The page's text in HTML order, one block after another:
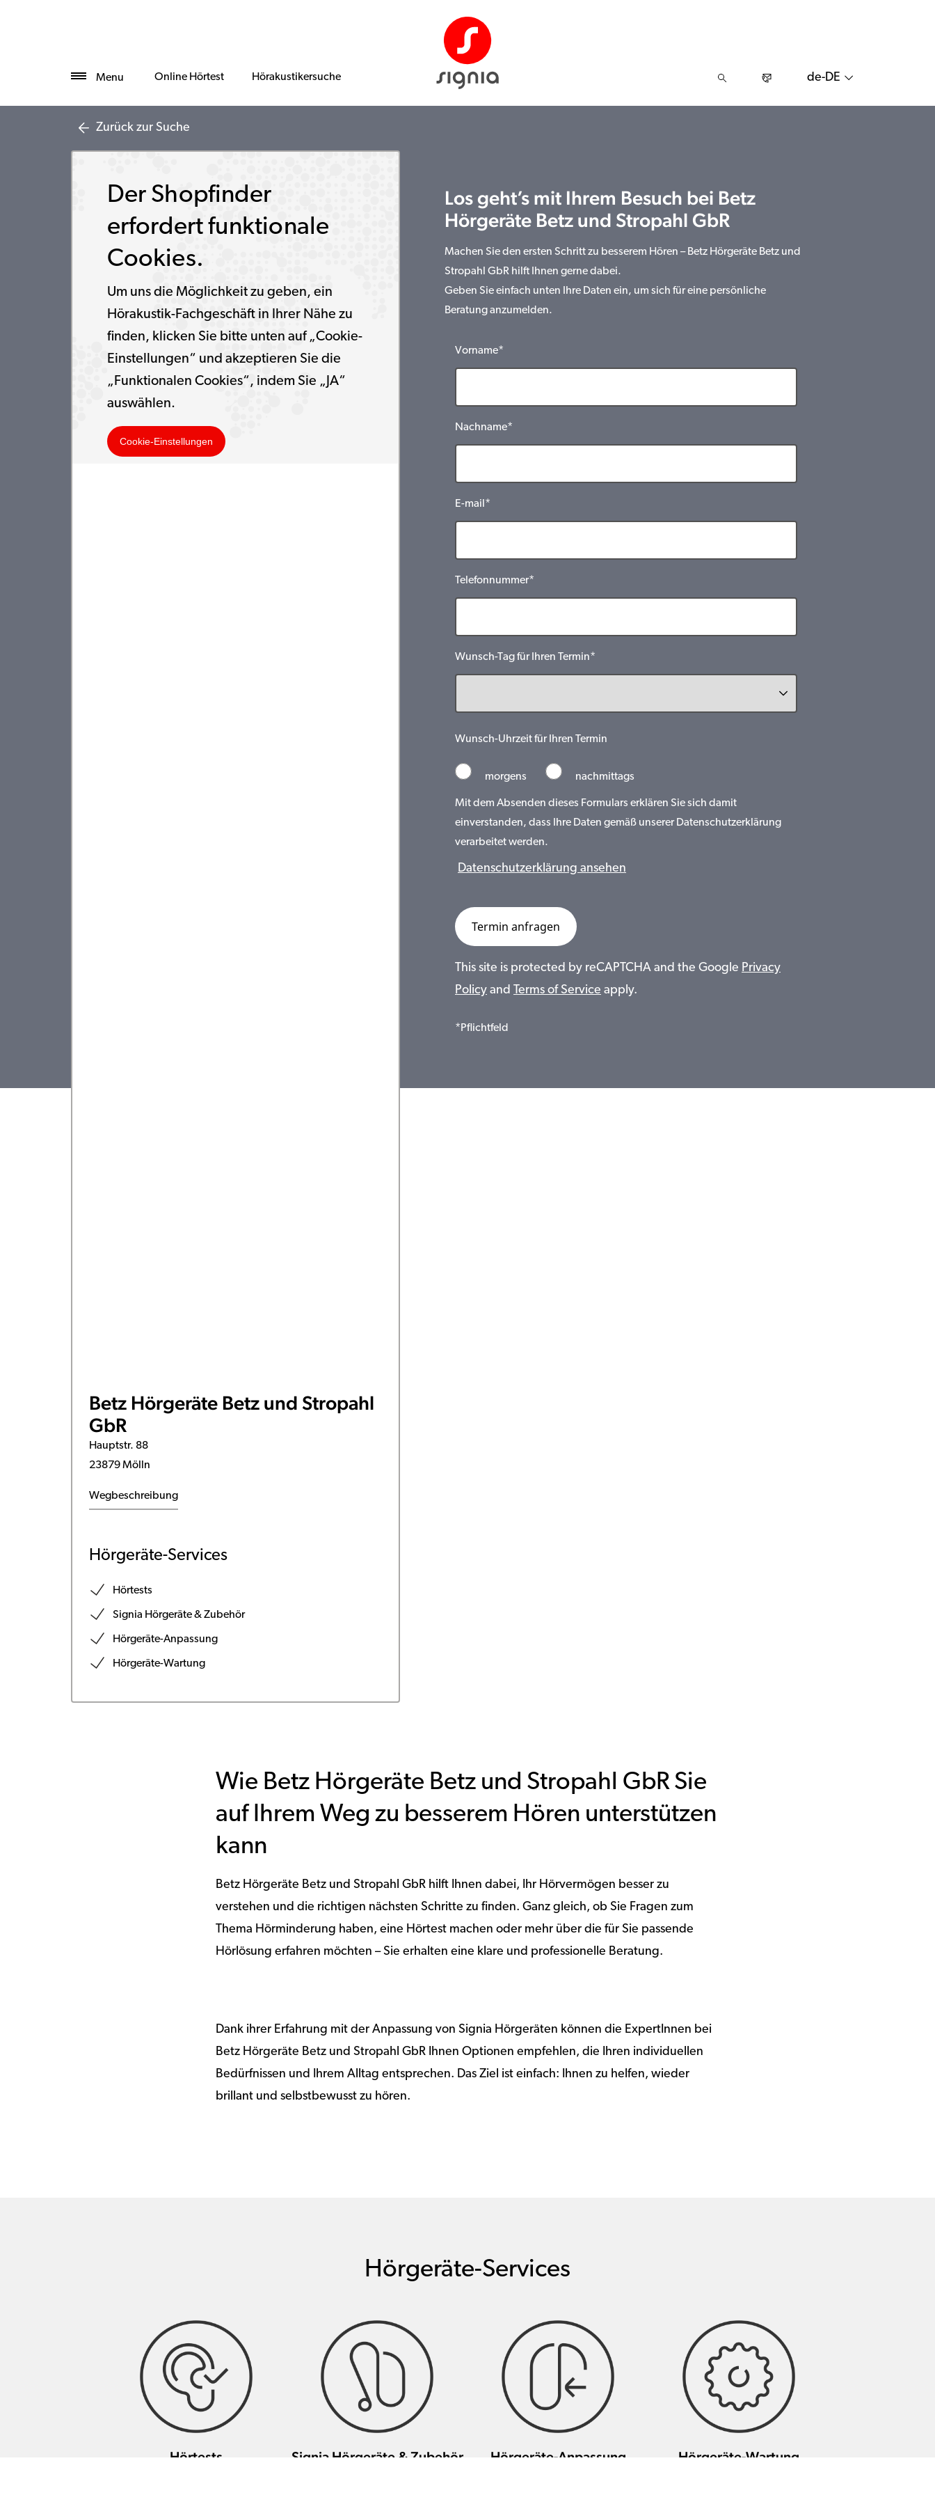
Menu Online Hörtest Hörakustikersuche de-DE
Zurück zur Suche
Der Shopfinder
erfordert funktionale
Cookies.
Um uns die Möglichkeit zu geben, ein
Hörakustik-Fachgeschäft in Ihrer Nähe zu
finden, klicken Sie bitte unten auf „Cookie-
Einstellungen“ und akzeptieren Sie die
„Funktionalen Cookies“, indem Sie „JA“
auswählen.
Cookie-Einstellungen
Betz Hörgeräte Betz und Stropahl
GbR
Hauptstr. 88
23879 Mölln
Wegbeschreibung
Hörgeräte-Services
Hörtests
Signia Hörgeräte & Zubehör
Hörgeräte-Anpassung
Hörgeräte-Wartung
Los geht’s mit Ihrem Besuch bei Betz
Hörgeräte Betz und Stropahl GbR
Machen Sie den ersten Schritt zu besserem Hören – Betz Hörgeräte Betz und
Stropahl GbR hilft Ihnen gerne dabei.
Geben Sie einfach unten Ihre Daten ein, um sich für eine persönliche
Beratung anzumelden.
Vorname*
Nachname*
E-mail*
Telefonnummer*
Wunsch-Tag für Ihren Termin*
Wunsch-Uhrzeit für Ihren Termin
morgens nachmittags
Mit dem Absenden dieses Formulars erklären Sie sich damit
einverstanden, dass Ihre Daten gemäß unserer Datenschutzerklärung
verarbeitet werden.
Datenschutzerklärung ansehen
This site is protected by reCAPTCHA and the Google Privacy
Policy and Terms of Service apply.
*Pflichtfeld
Wie Betz Hörgeräte Betz und Stropahl GbR Sie
auf Ihrem Weg zu besserem Hören unterstützen
kann
Betz Hörgeräte Betz und Stropahl GbR hilft Ihnen dabei, Ihr Hörvermögen besser zu
verstehen und die richtigen nächsten Schritte zu finden. Ganz gleich, ob Sie Fragen zum
Thema Hörminderung haben, eine Hörtest machen oder mehr über die für Sie passende
Hörlösung erfahren möchten – Sie erhalten eine klare und professionelle Beratung.
Dank ihrer Erfahrung mit der Anpassung von Signia Hörgeräten können die ExpertInnen bei
Betz Hörgeräte Betz und Stropahl GbR Ihnen Optionen empfehlen, die Ihren individuellen
Bedürfnissen und Ihrem Alltag entsprechen. Das Ziel ist einfach: Ihnen zu helfen, wieder
brillant und selbstbewusst zu hören.
Hörgeräte-Services
Hörtests Signia Hörgeräte & Zubehör Hörgeräte-Anpassung Hörgeräte-Wartung